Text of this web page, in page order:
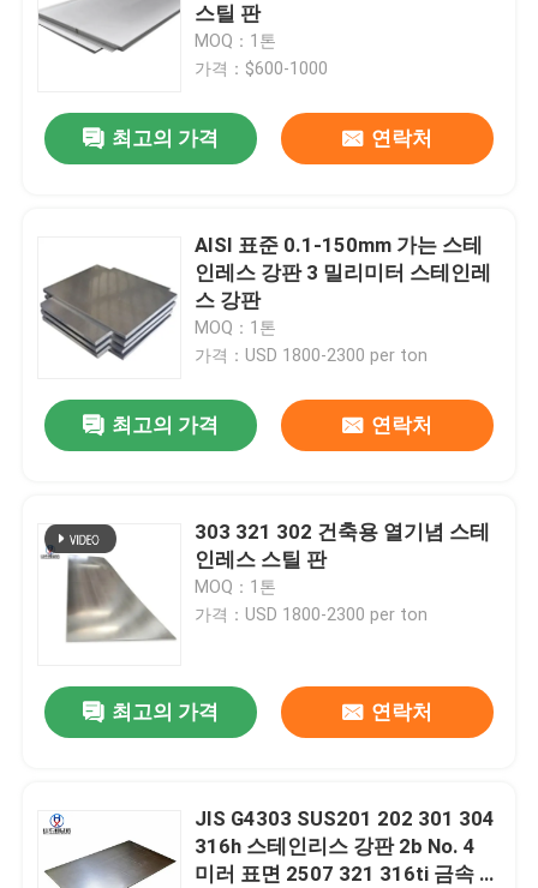
스틸 판
MOQ：1톤
가격：$600-1000
최고의 가격 연락처
AISI 표준 0.1-150mm 가는 스테
인레스 강판 3 밀리미터 스테인레
스 강판
MOQ：1톤
가격：USD 1800-2300 per ton
최고의 가격 연락처
303 321 302 건축용 열기념 스테
인레스 스틸 판
MOQ：1톤
가격：USD 1800-2300 per ton
최고의 가격 연락처
JIS G4303 SUS201 202 301 304
316h 스테인리스 강판 2b No. 4
미러 표면 2507 321 316ti 금속 도